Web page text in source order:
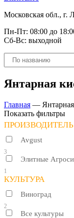
Московская обл., г.
Пн-Пт: 08:00 до
Сб-Вс: выходной
Поиск
товаров
Янтарная
Главная —
Показать фильтры
ПРОИЗВОДИТЕЛЬ
Avgust
3
Элитные
1
КУЛЬТУРА
Виноград
2
Все культуры